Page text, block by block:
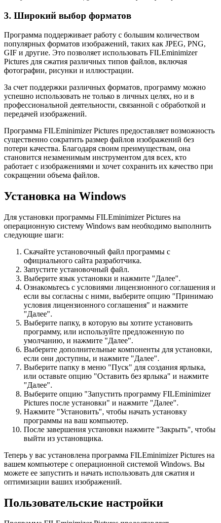
3. Широкий выбор форматов
Программа поддерживает работу с большим количеством
популярных форматов изображений, таких как JPEG, PNG,
GIF и другие. Это позволяет использовать FILEminimizer
Pictures для сжатия различных типов файлов, включая
фотографии, рисунки и иллюстрации.
За счет поддержки различных форматов, программу можно
успешно использовать не только в личных целях, но и в
профессиональной деятельности, связанной с обработкой и
передачей изображений.
Программа FILEminimizer Pictures предоставляет возможность
существенно сократить размер файлов изображений без
потери качества. Благодаря своим преимуществам, она
становится незаменимым инструментом для всех, кто
работает с изображениями и хочет сохранить их качество при
сокращении объема файлов.
Установка на Windows
Для установки программы FILEminimizer Pictures на
операционную систему Windows вам необходимо выполнить
следующие шаги:
Скачайте установочный файл программы с
официального сайта разработчика.
Запустите установочный файл.
Выберите язык установки и нажмите "Далее".
Ознакомьтесь с условиями лицензионного соглашения и
если вы согласны с ними, выберите опцию "Принимаю
условия лицензионного соглашения" и нажмите
"Далее".
Выберите папку, в которую вы хотите установить
программу, или используйте предложенную по
умолчанию, и нажмите "Далее".
Выберите дополнительные компоненты для установки,
если они доступны, и нажмите "Далее".
Выберите папку в меню "Пуск" для создания ярлыка,
или оставьте опцию "Оставить без ярлыка" и нажмите
"Далее".
Выберите опцию "Запустить программу FILEminimizer
Pictures после установки" и нажмите "Далее".
Нажмите "Установить", чтобы начать установку
программы на ваш компьютер.
После завершения установки нажмите "Закрыть", чтобы
выйти из установщика.
Теперь у вас установлена программа FILEminimizer Pictures на
вашем компьютере с операционной системой Windows. Вы
можете ее запустить и начать использовать для сжатия и
оптимизации ваших изображений.
Пользовательские настройки